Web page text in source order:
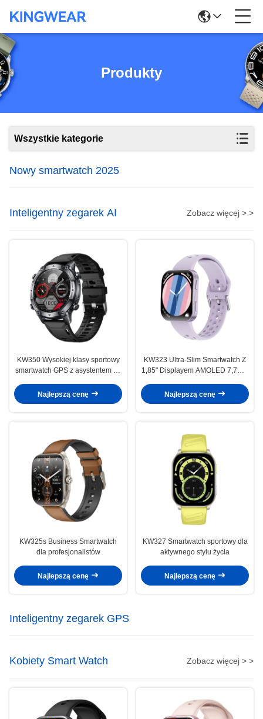
Produkty
Wszystkie kategorie
Nowy smartwatch 2025
Inteligentny zegarek AI Zobacz więcej > >
KW350 Wysokiej klasy sportowy
smartwatch GPS z asystentem AI,
Najlepszą cenę
KW323 Ultra-Slim Smartwatch Z
1,85" Displayem AMOLED 7,7mm
Najlepszą cenę
KW325s Business Smartwatch
dla profesjonalistów
Najlepszą cenę
KW327 Smartwatch sportowy dla
aktywnego stylu życia
Najlepszą cenę
Inteligentny zegarek GPS
Kobiety Smart Watch Zobacz więcej > >